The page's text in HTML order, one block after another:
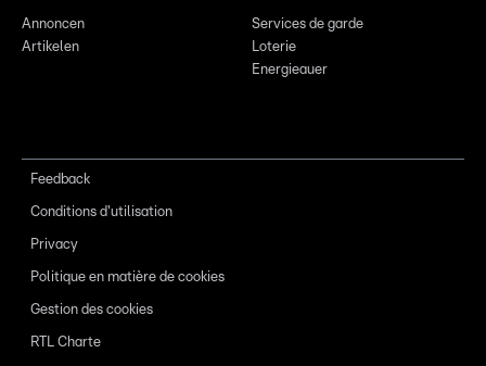
Annoncen
Artikelen
Services de garde
Loterie
Energieauer
Feedback
Conditions d'utilisation
Privacy
Politique en matière de cookies
Gestion des cookies
RTL Charte